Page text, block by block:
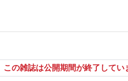
この雑誌は公開期間が終了してい